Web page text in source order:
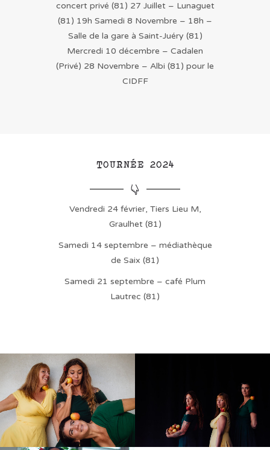
concert privé (81) 27 Juillet – Lunaguet
(81) 19h Samedi 8 Novembre – 18h –
Salle de la gare à Saint-Juéry (81)
Mercredi 10 décembre – Cadalen
(Privé) 28 Novembre – Albi (81) pour le
CIDFF
TOURNÉE 2024
Vendredi 24 février, Tiers Lieu M,
Graulhet (81)
Samedi 14 septembre – médiathèque
de Saix (81)
Samedi 21 septembre – café Plum
Lautrec (81)